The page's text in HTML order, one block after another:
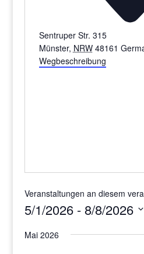
Sentruper Str. 315
Münster, NRW 48161
Wegbeschreibung
Veranstaltungen an diesem
5/1/2026 - 8/8/2026
wählen.
Mai 2026